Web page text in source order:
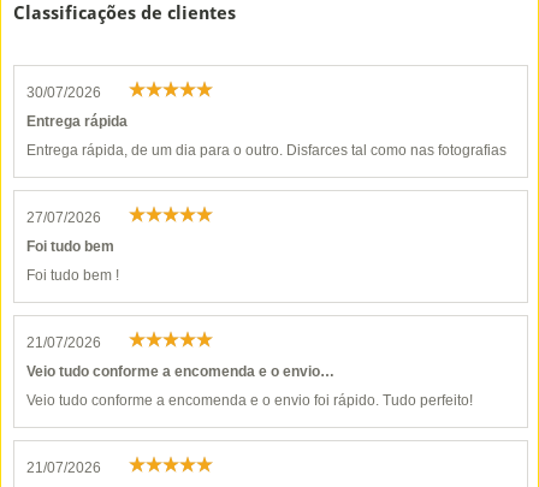
Classificações de clientes
30/07/2026
Entrega rápida
Entrega rápida, de um dia para o outro. Disfarces tal como nas fotografias
27/07/2026
Foi tudo bem
Foi tudo bem !
21/07/2026
Veio tudo conforme a encomenda e o envio…
Veio tudo conforme a encomenda e o envio foi rápido. Tudo perfeito!
21/07/2026